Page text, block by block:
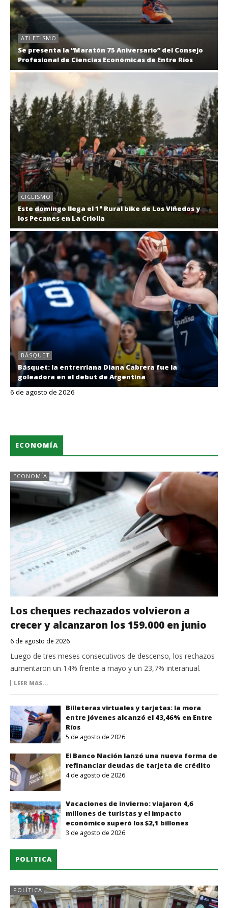
ATLETISMO
Se presenta la “Maratón 75 Aniversario” del Consejo
Profesional de Ciencias Económicas de Entre Ríos
CICLISMO
Este domingo llega el 1° Rural bike de Los Viñedos y
los Pecanes en La Criolla
BÁSQUET
Básquet: la entrerriana Diana Cabrera fue la
goleadora en el debut de Argentina
6 de agosto de 2026
ECONOMÍA
ECONOMÍA
Los cheques rechazados volvieron a
crecer y alcanzaron los 159.000 en junio
6 de agosto de 2026
Luego de tres meses consecutivos de descenso, los rechazos
aumentaron un 14% frente a mayo y un 23,7% interanual.
LEER MAS...
Billeteras virtuales y tarjetas: la mora
entre jóvenes alcanzó el 43,46% en Entre
Ríos
5 de agosto de 2026
El Banco Nación lanzó una nueva forma de
refinanciar deudas de tarjeta de crédito
4 de agosto de 2026
Vacaciones de invierno: viajaron 4,6
millones de turistas y el impacto
económico superó los $2,1 billones
3 de agosto de 2026
POLITICA
POLÍTICA
SAN SALVADOR